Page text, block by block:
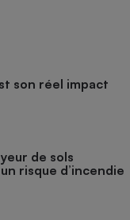
son réel impact
de sols
risque d’incendie